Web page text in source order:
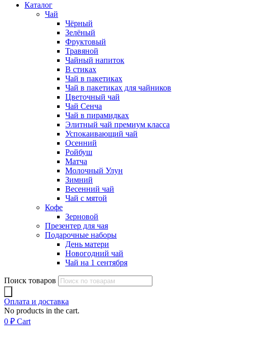
Каталог
Чай
Чёрный
Зелёный
Фруктовый
Травяной
Чайный напиток
В стиках
Чай в пакетиках
Чай в пакетиках для чайников
Цветочный чай
Чай Сенча
Чай в пирамидках
Элитный чай премиум класса
Успокаивающий чай
Осенний
Ройбуш
Матча
Молочный Улун
Зимний
Весенний чай
Чай с мятой
Кофе
Зерновой
Презентер для чая
Подарочные наборы
День матери
Новогодний чай
Чай на 1 сентября
Поиск товаров
Оплата и доставка
No products in the cart.
0 ₽ Cart